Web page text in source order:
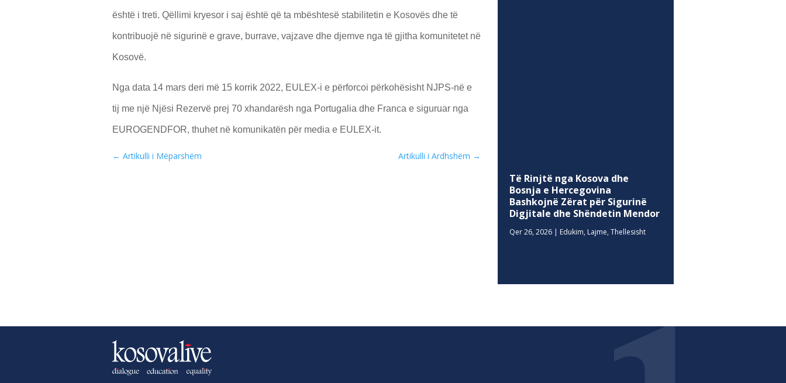
është i treti. Qëllimi kryesor i saj është që ta mbështesë stabilitetin e Kosovës dhe të
kontribuojë në sigurinë e grave, burrave, vajzave dhe djemve nga të gjitha komunitetet në
Kosovë.
Nga data 14 mars deri më 15 korrik 2022, EULEX-i e përforcoi përkohësisht NJPS-në e
tij me një Njësi Rezervë prej 70 xhandarësh nga Portugalia dhe Franca e siguruar nga
EUROGENDFOR, thuhet në komunikatën për media e EULEX-it.
← Artikulli i Mëparshëm Artikulli i Ardhshëm →
Të Rinjtë nga Kosova dhe
Bosnja e Hercegovina
Bashkojnë Zërat për Sigurinë
Digjitale dhe Shëndetin Mendor
Qer 26, 2026 | Edukim, Lajme,Thellesisht